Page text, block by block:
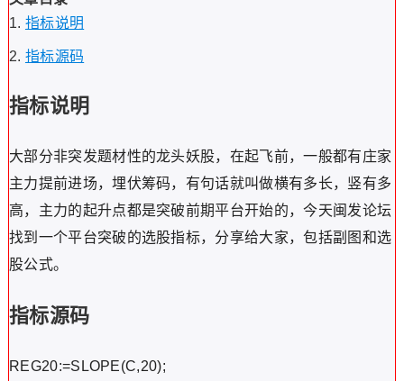
指标说明
指标源码
指标说明
大部分非突发题材性的龙头妖股，在起飞前，一般都有庄家
主力提前进场，埋伏筹码，有句话就叫做横有多长，竖有多
高，主力的起升点都是突破前期平台开始的，今天闽发论坛
找到一个平台突破的选股指标，分享给大家，包括副图和选
股公式。
指标源码
REG20:=SLOPE(C,20);